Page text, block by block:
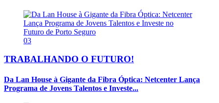
03
TRABALHANDO O FUTURO!
Da Lan House à Gigante da Fibra Óptica: Netcenter Lança
Programa de Jovens Talentos e Investe...